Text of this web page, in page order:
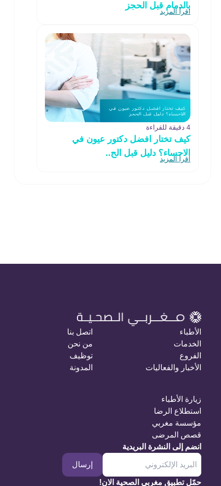
بالدمام قبل الحجز
اقرأ المزيد
4 دقيقة للقراءة
كيف تختار افضل دكتور عيون في
الاحساء؟ دليل قبل الح..
اقرأ المزيد
الأطباء
الخدمات
الفروع
الأخبار والفعاليات
اتصل بنا
من نحن
توظيف
المدونة
زيارة الأطباء
استطلاع الرضا
مؤسسة مغربي
قصص المرضى
انضم إلى النشرة البريدية
إرسال
حمّل تطبيق مغربي الصحية الان!